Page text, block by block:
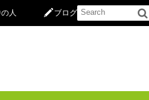
人 ブログ